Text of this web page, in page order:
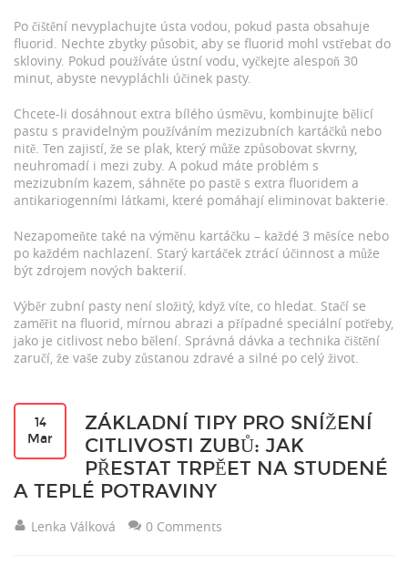
Po čištění nevyplachujte ústa vodou, pokud pasta obsahuje
fluorid. Nechte zbytky působit, aby se fluorid mohl vstřebat do
skloviny. Pokud používáte ústní vodu, vyčkejte alespoň 30
minut, abyste nevypláchli účinek pasty.
Chcete-li dosáhnout extra bílého úsměvu, kombinujte bělicí
pastu s pravidelným používáním mezizubních kartáčků nebo
nitě. Ten zajistí, že se plak, který může způsobovat skvrny,
neuhromadí i mezi zuby. A pokud máte problém s
mezizubním kazem, sáhněte po pastě s extra fluoridem a
antikariogenními látkami, které pomáhají eliminovat bakterie.
Nezapomeňte také na výměnu kartáčku – každé 3 měsíce nebo
po každém nachlazení. Starý kartáček ztrácí účinnost a může
být zdrojem nových bakterií.
Výběr zubní pasty není složitý, když víte, co hledat. Stačí se
zaměřit na fluorid, mírnou abrazi a případné speciální potřeby,
jako je citlivost nebo bělení. Správná dávka a technika čištění
zaručí, že vaše zuby zůstanou zdravé a silné po celý život.
14
Mar
ZÁKLADNÍ TIPY PRO SNÍŽENÍ
CITLIVOSTI ZUBŮ: JAK
PŘESTAT TRPĚET NA STUDENÉ
A TEPLÉ POTRAVINY
Lenka Válková 0 Comments